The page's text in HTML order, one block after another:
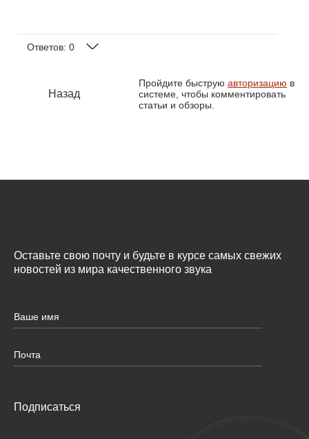
Ответов: 0
Назад
Пройдите быструюавторизацию в
системе, чтобы комментировать
статьи и обзоры.
Оставьте свою почту и будьте в курсе самых свежих
новостей из мира качественного звука
Подписаться